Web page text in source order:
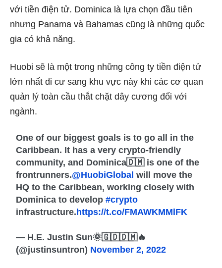
với tiền điện tử. Dominica là lựa chọn đầu tiên
nhưng Panama và Bahamas cũng là những quốc
gia có khả năng.
Huobi sẽ là một trong những công ty tiền điện tử
lớn nhất di cư sang khu vực này khi các cơ quan
quản lý toàn cầu thắt chặt dây cương đối với
ngành.
One of our biggest goals is to go all in the
Caribbean. It has a very crypto-friendly
community, and Dominica🇩🇲 is one of the
frontrunners.@HuobiGlobal will move the
HQ to the Caribbean, working closely with
Dominica to develop#crypto
infrastructure.https://t.co/FMAWKMMlFK
— H.E. Justin Sun🌞🇬🇩🇩🇲🔥
(@justinsuntron) November 2, 2022